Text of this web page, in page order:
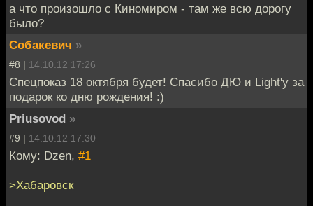
а что произошло с Киномиром - там же всю дорогу
было?
Собакевич »
#8 | 14.10.12 17:26
Спецпоказ 18 октября будет! Спасибо ДЮ и Light'у за
подарок ко дню рождения! :)
Priusovod »
#9 | 14.10.12 17:30
Кому: Dzen, #1
>Хабаровск